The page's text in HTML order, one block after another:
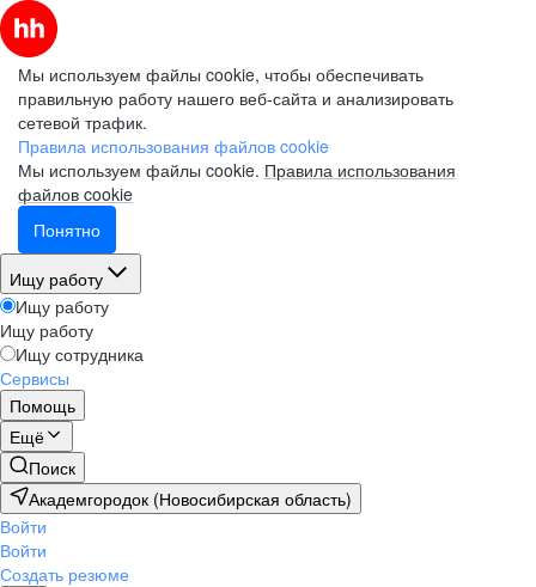
Мы используем файлы cookie, чтобы обеспечивать
правильную работу нашего веб-сайта и анализировать
сетевой трафик.
Правила использования файлов cookie
Мы используем файлы cookie. Правила использования
файлов cookie
Понятно
Ищу работу
Ищу работу
Ищу работу
Ищу сотрудника
Сервисы
Помощь
Ещё
Поиск
Академгородок (Новосибирская область)
Войти
Войти
Создать резюме